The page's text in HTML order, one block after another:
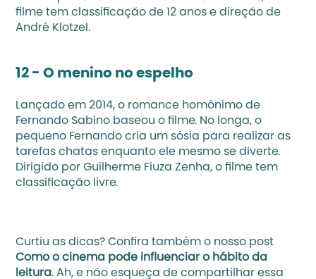
filme tem classificação de 12 anos e direção de
André Klotzel.
12 - O menino no espelho
Lançado em 2014, o romance homônimo de
Fernando Sabino baseou o filme. No longa, o
pequeno Fernando cria um sósia para realizar as
tarefas chatas enquanto ele mesmo se diverte.
Dirigido por Guilherme Fiuza Zenha, o filme tem
classificação livre.
Como o cinema pode influenciar o hábito da
leitura. Ah, e não esqueça de compartilhar essa